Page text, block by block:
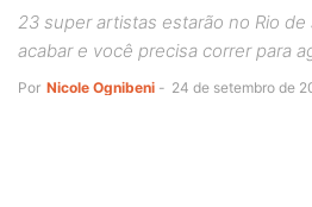
23 super artistas estarão no Rio
acabar e você precisa correr para
Por Nicole Ognibeni - 24 de setembro de